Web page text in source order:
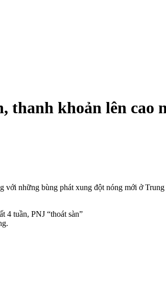
thanh khoản lên cao
với những bùng phát xung đột nóng mới ở